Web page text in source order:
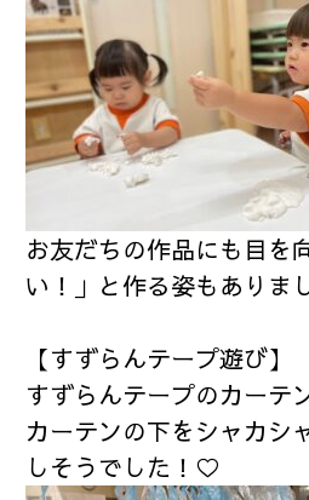
お友だちの作品にも目を
い！」と作る姿もありま
【すずらんテープ遊び】
すずらんテープのカーテ
カーテンの下をシャカシ
しそうでした！♡